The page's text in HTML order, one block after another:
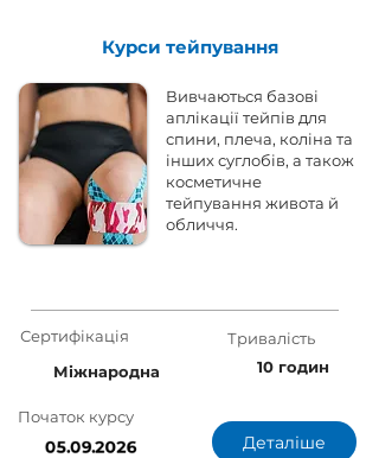
Курси тейпування
Вивчаються базові
аплікації тейпів для
спини, плеча, коліна та
інших суглобів, а також
косметичне
тейпування живота й
обличчя.
Сертифікація
Міжнародна
Тривалість
10 годин
Початок курсу
05.09.2026 Деталіше